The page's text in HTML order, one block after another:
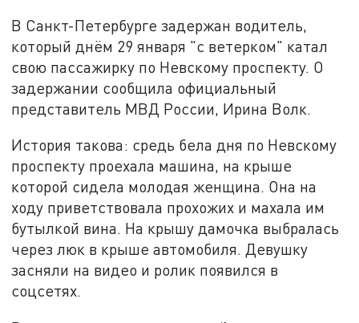
В Санкт-Петербурге задержан водитель,
который днём 29 января "с ветерком" катал
свою пассажирку по Невскому проспекту. О
задержании сообщила официальный
представитель МВД России, Ирина Волк.
История такова: средь бела дня по Невскому
проспекту проехала машина, на крыше
которой сидела молодая женщина. Она на
ходу приветствовала прохожих и махала им
бутылкой вина. На крышу дамочка выбралась
через люк в крыше автомобиля. Девушку
засняли на видео и ролик появился в
соцсетях.